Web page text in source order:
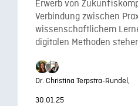
Erwerb von
Verbindung zwischen
wissenschaftlichem
digitalen Methoden
Dr. Christina Terpstra-Rundel,
30.01.25